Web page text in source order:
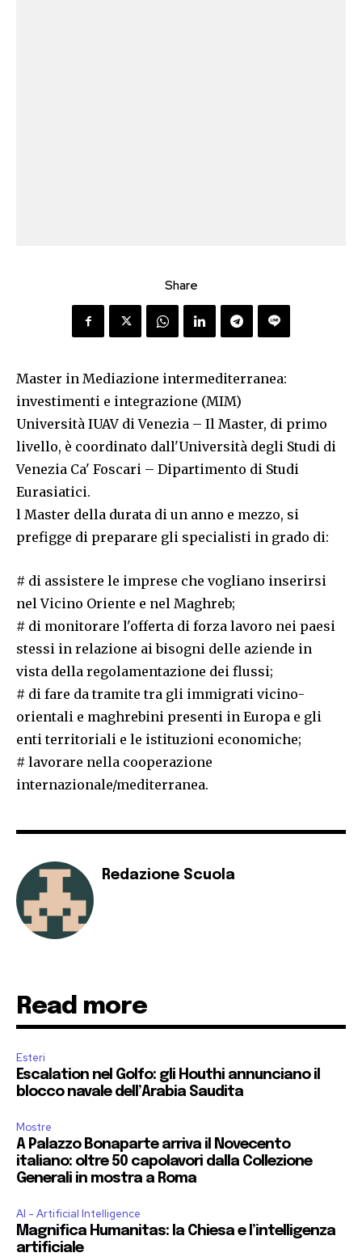
Share
Master in Mediazione intermediterranea:
investimenti e integrazione (MIM)
Università IUAV di Venezia – Il Master, di primo
livello, è coordinato dall'Università degli Studi di
Venezia Ca' Foscari – Dipartimento di Studi
Eurasiatici.
l Master della durata di un anno e mezzo, si
prefigge di preparare gli specialisti in grado di:
# di assistere le imprese che vogliano inserirsi
nel Vicino Oriente e nel Maghreb;
# di monitorare l'offerta di forza lavoro nei paesi
stessi in relazione ai bisogni delle aziende in
vista della regolamentazione dei flussi;
# di fare da tramite tra gli immigrati vicino-
orientali e maghrebini presenti in Europa e gli
enti territoriali e le istituzioni economiche;
# lavorare nella cooperazione
internazionale/mediterranea.
Redazione Scuola
Read more
Esteri
Escalation nel Golfo: gli Houthi annunciano il
blocco navale dell’Arabia Saudita
Mostre
A Palazzo Bonaparte arriva il Novecento
italiano: oltre 50 capolavori dalla Collezione
Generali in mostra a Roma
AI - Artificial Intelligence
Magnifica Humanitas: la Chiesa e l’intelligenza
artificiale